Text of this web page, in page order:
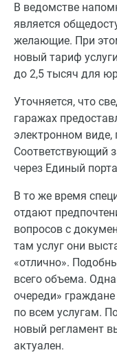
В ведомстве
является
желающие. При
новый тариф
до 2,5 тысяч для
Уточняется, что
гаражах
электронном виде,
Соответствующий
через Единый
В то же время
отдают
вопросов с
там услуг они
«отлично».
всего объема.
очереди»
по всем услугам.
новый регламент
актуален.